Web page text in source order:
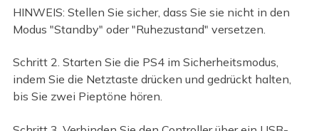
HINWEIS: Stellen Sie sicher, dass Sie sie nicht in den
Modus "Standby" oder "Ruhezustand" versetzen.
Schritt 2. Starten Sie die PS4 im Sicherheitsmodus,
indem Sie die Netztaste drücken und gedrückt halten,
bis Sie zwei Pieptöne hören.